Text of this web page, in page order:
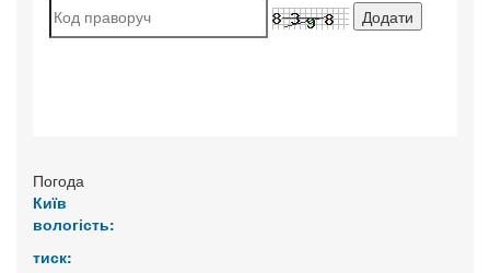
Погода
Київ
вологість:
тиск: